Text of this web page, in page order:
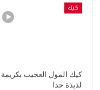
كيك
كيك المول العجيب بكريمة
لذيذة جدا